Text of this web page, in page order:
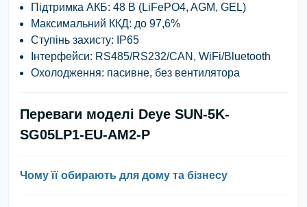
Підтримка АКБ: 48 В (LiFePO4, AGM, GEL)
Максимальний ККД: до 97,6%
Ступінь захисту: IP65
Інтерфейси: RS485/RS232/CAN, WiFi/Bluetooth
Охолодження: пасивне, без вентилятора
Переваги моделі Deye SUN-5K-
SG05LP1-EU-AM2-P
Чому її обирають для дому та бізнесу